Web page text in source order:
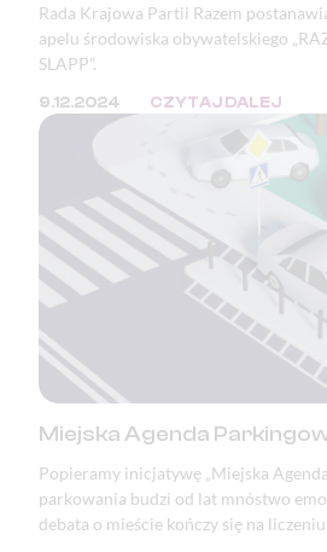
Rada Krajowa Partii Razem
apelu środowiska obywatelskiego
SLAPP”.
9.12.2024 CZYTAJ DALEJ
Miejska Agenda
Popieramy inicjatywę „Miejska
parkowania budzi od lat mnóstwo
debata o mieście kończy się na